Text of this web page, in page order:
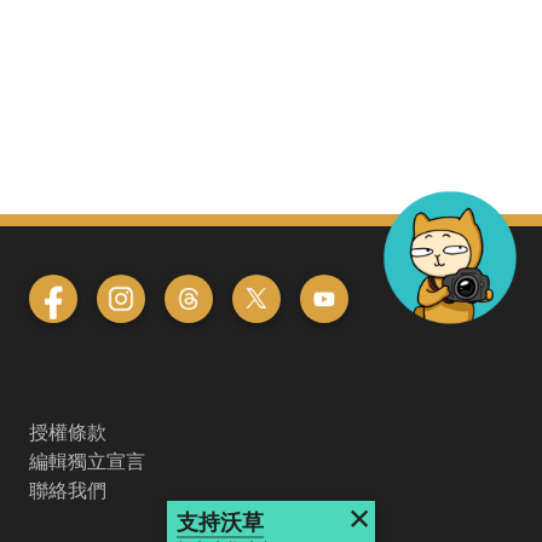
授權條款
編輯獨立宣言
聯絡我們
支持沃草 ×